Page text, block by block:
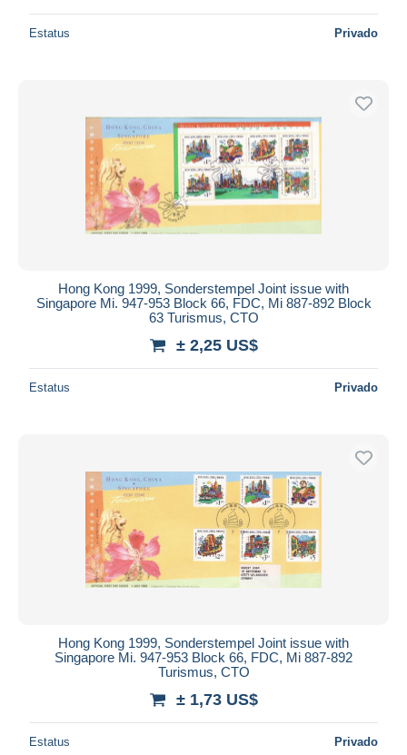
Estatus Privado
Hong Kong 1999, Sonderstempel Joint issue with
Singapore Mi. 947-953 Block 66, FDC, Mi 887-892 Block
63 Turismus, CTO
± 2,25 US$
Estatus Privado
Hong Kong 1999, Sonderstempel Joint issue with
Singapore Mi. 947-953 Block 66, FDC, Mi 887-892
Turismus, CTO
± 1,73 US$
Estatus Privado